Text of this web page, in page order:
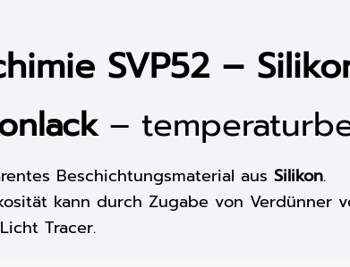
SVP52 –
–
Beschichtungsmaterial aus Silikon.
kann durch Zugabe von Verdünner
Tracer.